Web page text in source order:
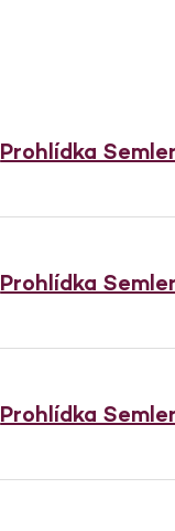
Prohlídka
Prohlídka
Prohlídka